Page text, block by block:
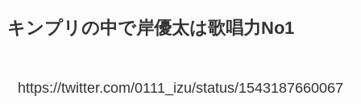
キンプリの中で岸優太は歌唱力No1
https://twitter.com/0111_izu/status/1543187660067